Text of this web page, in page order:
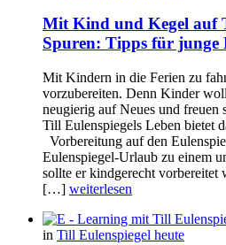
Mit Kind und Kegel auf
Spuren: Tipps für junge
Mit Kindern in die Ferien zu
vorzubereiten. Denn Kinder
neugierig auf Neues und freuen
Till Eulenspiegels Leben bietet
Vorbereitung auf den
Eulenspiegel-Urlaub zu einem
sollte er kindgerecht vorbereitet
[…] weiterlesen
in Till Eulenspiegel heute